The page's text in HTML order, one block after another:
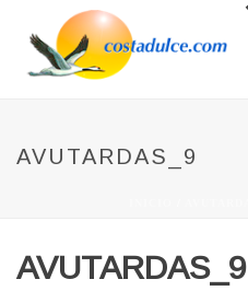
AVUTARDAS_9
AVUTARDAS_9